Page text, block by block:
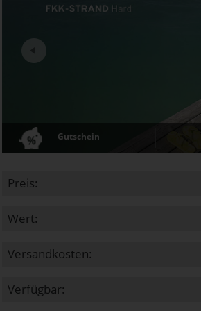
Gutschein
Preis:
Wert:
Versandkosten:
Verfügbar: